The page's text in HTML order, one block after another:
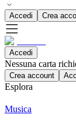
Accedi Crea
Accedi
Nessuna carta
Crea account
Esplora
Musica